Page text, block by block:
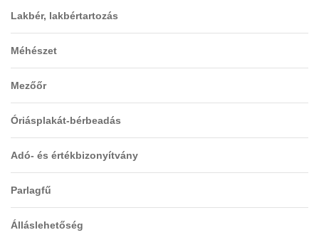
Lakbér, lakbértartozás
Méhészet
Mezőőr
Óriásplakát-bérbeadás
Adó- és értékbizonyítvány
Parlagfű
Álláslehetőség